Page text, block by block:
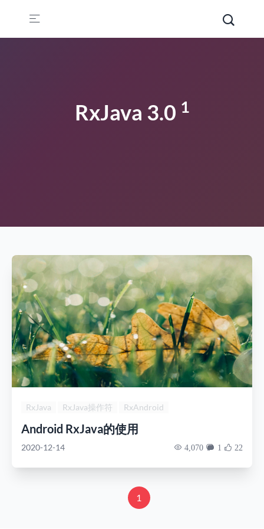
RxJava 3.0 1
RxJava RxJava操作符 RxAndroid
Android RxJava的使用
2020-12-14 4,070 1 22
1